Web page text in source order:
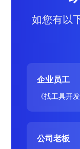
如您有以
企业员工
《找工具开
公司老板